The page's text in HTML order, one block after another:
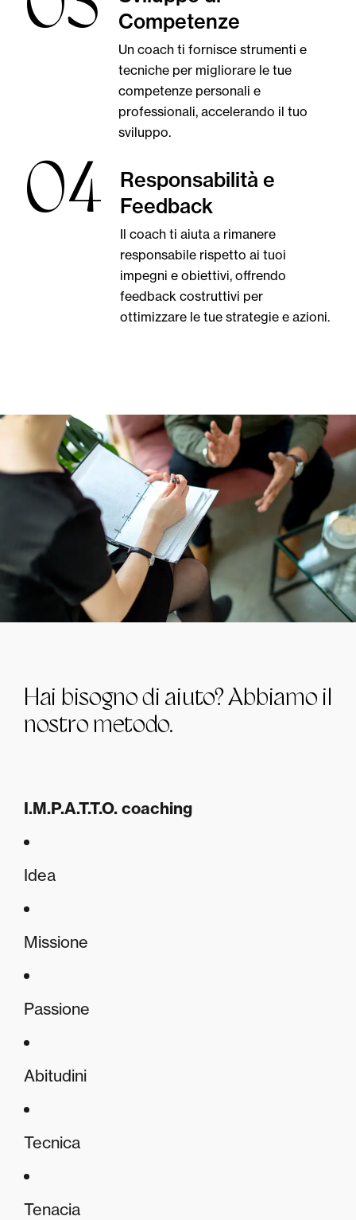
Competenze
Un coach ti fornisce strumenti e
tecniche per migliorare le tue
competenze personali e
professionali, accelerando il tuo
sviluppo.
04
Responsabilità e
Feedback
Il coach ti aiuta a rimanere
responsabile rispetto ai tuoi
impegni e obiettivi, offrendo
feedback costruttivi per
ottimizzare le tue strategie e azioni.
Hai bisogno di aiuto? Abbiamo il
nostro metodo.
I.M.P.A.T.T.O. coaching
Idea
Missione
Passione
Abitudini
Tecnica
Tenacia